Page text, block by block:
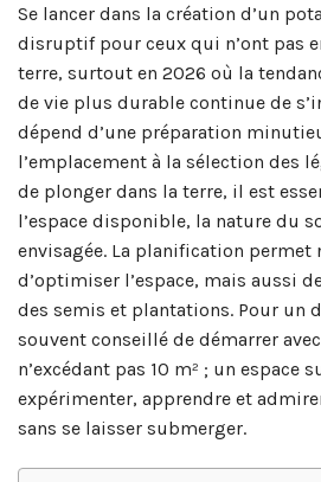
Se lancer dans la création d’un
disruptif pour ceux qui n’ont pas
terre, surtout en 2026 où la
de vie plus durable continue de
dépend d’une préparation
l’emplacement à la sélection des
de plonger dans la terre, il est
l’espace disponible, la nature du
envisagée. La planification permet
d’optimiser l’espace, mais aussi
des semis et plantations. Pour un
souvent conseillé de démarrer
n’excédant pas 10 m² ; un espace
expérimenter, apprendre et
sans se laisser submerger.